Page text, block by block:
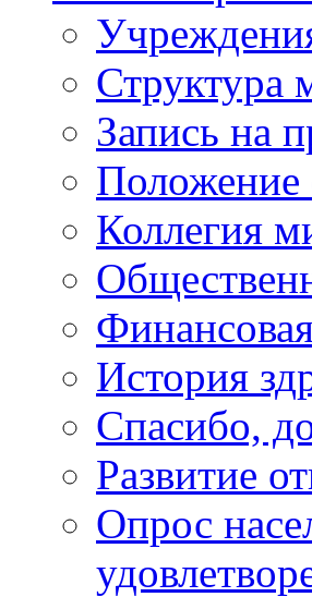
Структура
Запись на
Положение
Коллегия
История
Спасибо,
Развитие
Опрос